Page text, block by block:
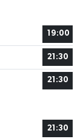
19:00
21:30
21:30
21:30